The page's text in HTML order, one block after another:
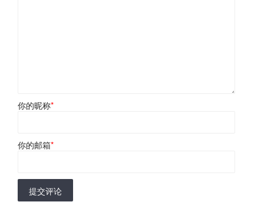
你的昵称*
你的邮箱*
提交评论